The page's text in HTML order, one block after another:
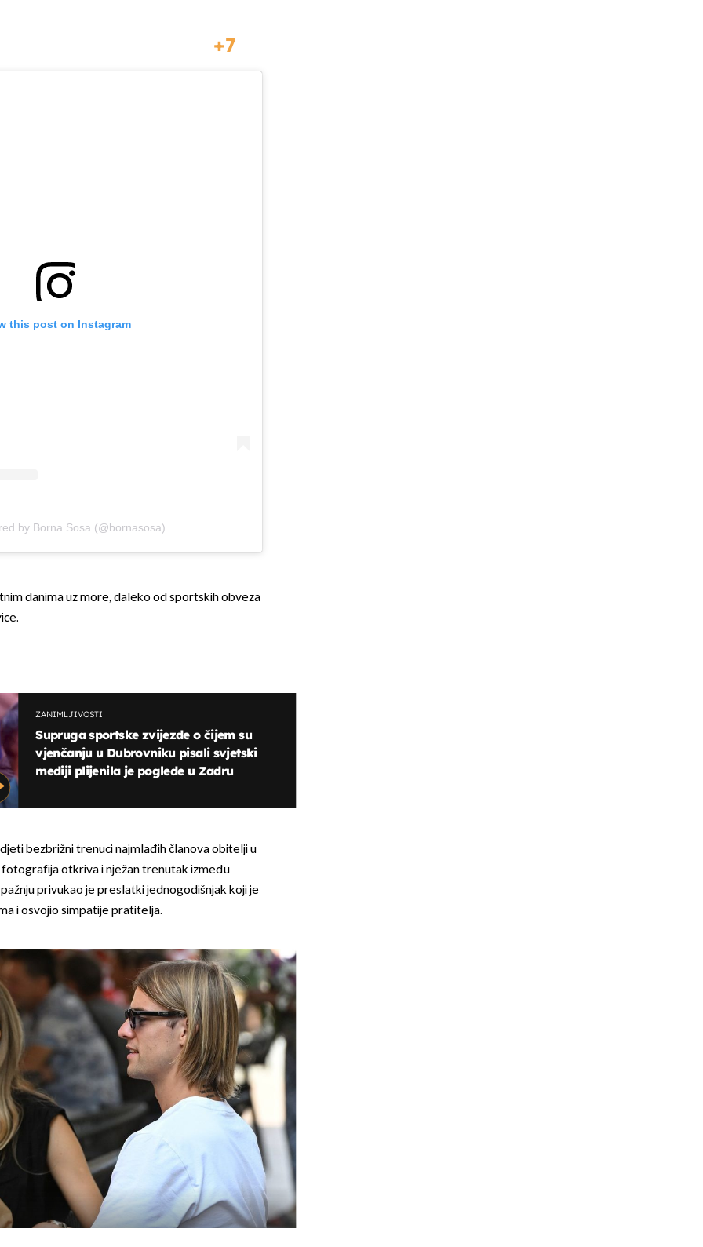
7
this post on Instagram
by Borna Sosa (@bornasosa)
danima uz more, daleko od sportskih obveza
ZANIMLJIVOSTI
Supruga sportske zvijezde o čijem su
vjenčanju u Dubrovniku pisali svjetski
mediji plijenila je poglede u Zadru
bezbrižni trenuci najmlađih članova obitelji u
fotografija otkriva i nježan trenutak između
privukao je preslatki jednogodišnjak koji je
i osvojio simpatije pratitelja.
OMOGUĆI OBAVIJESTI